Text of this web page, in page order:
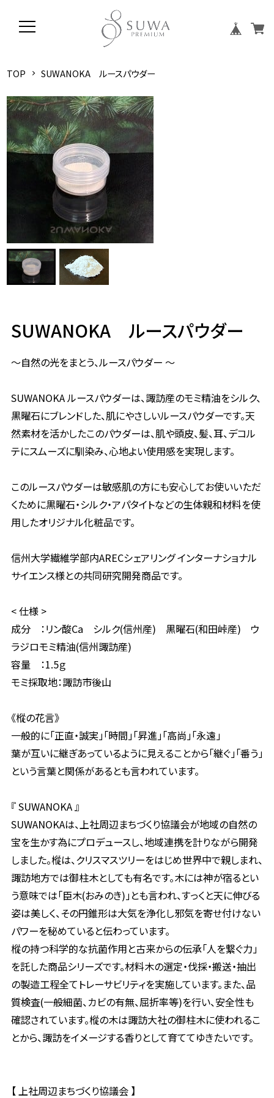
TOP SUWANOKA ルースパウダー
SUWANOKA ルースパウダー
～自然の光をまとう、ルースパウダー ～
SUWANOKA ルースパウダーは、諏訪産のモミ精油をシルク、
黒曜石にブレンドした、肌にやさしいルースパウダーです。天
然素材を活かしたこのパウダーは、肌や頭皮、髪、耳、デコル
テにスムーズに馴染み、心地よい使用感を実現します。
このルースパウダーは敏感肌の方にも安心してお使いいただ
くために黒曜石・シルク・アパタイトなどの生体親和材料を使
用したオリジナル化粧品です。
信州大学繊維学部内ARECシェアリング インターナショナル
サイエンス様との共同研究開発商品です。
< 仕様 >
成分 ：リン酸Ca シルク(信州産) 黒曜石(和田峠産) ウ
ラジロモミ精油(信州諏訪産)
容量 ：1.5ｇ
モミ採取地：諏訪市後山
《樅の花言》
一般的に「正直・誠実」「時間」「昇進」「高尚」「永遠」
葉が互いに継ぎあっているように見えることから「継ぐ」「番う」
という言葉と関係があるとも言われています。
『 SUWANOKA 』
SUWANOKAは、上社周辺まちづくり協議会が地域の自然の
宝を生かす為にプロデュースし、地域連携を計りながら開発
しました。樅は、クリスマスツリーをはじめ世界中で親しまれ、
諏訪地方では御柱木としても有名です。木には神が宿るとい
う意味では「臣木(おみのき)」とも言われ、すっくと天に伸びる
姿は美しく、その円錐形は大気を浄化し邪気を寄せ付けない
パワーを秘めていると伝わっています。
樅の持つ科学的な抗菌作用と古来からの伝承「人を繋ぐ力」
を託した商品シリーズです。材料木の選定・伐採・搬送・抽出
の製造工程全てトレーサビリティを実施しています。また、品
質検査(一般細菌、カビの有無、屈折率等)を行い、安全性も
確認されています。樅の木は諏訪大社の御柱木に使われるこ
とから、諏訪をイメージする香りとして育ててゆきたいです。
【 上社周辺まちづくり協議会 】